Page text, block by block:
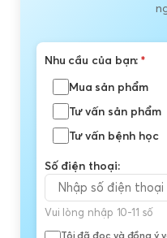
Nhu cầu của bạn:*
Mua sản phẩm
Tư vấn sản phẩm
Tư vấn bệnh học
Số điện thoại:
Vui lòng nhập 10-11 số
Tôi đã đọc và đồng ý